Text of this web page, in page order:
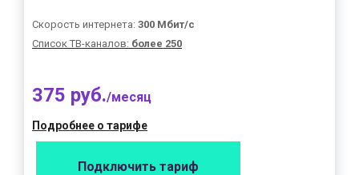
Скорость интернета: 300 Мбит/с
Список ТВ-каналов: более 250
375 руб./месяц
Подробнее о тарифе
Подключить тариф